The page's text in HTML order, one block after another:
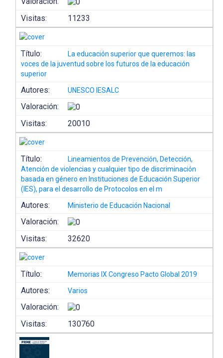
Visitas:
11233
Título:
La educación superior que queremos: las
voces de la juventud sobre los futuros de la educación
superior
Autores: UNESCO IESALC
Valoración:
Visitas:
20010
Título:
Lineamientos de Prevención, Detección,
Atención de violencias y cualquier tipo de discriminación
basada en género en Instituciones de Educación Superior
(IES), para el desarrollo de Protocolos en el m
Autores: Ministerio de Educación Nacional
Valoración:
Visitas:
32620
Título: Memorias IX Congreso Pacto Global 2019
Autores: Varios
Valoración:
Visitas:
130760